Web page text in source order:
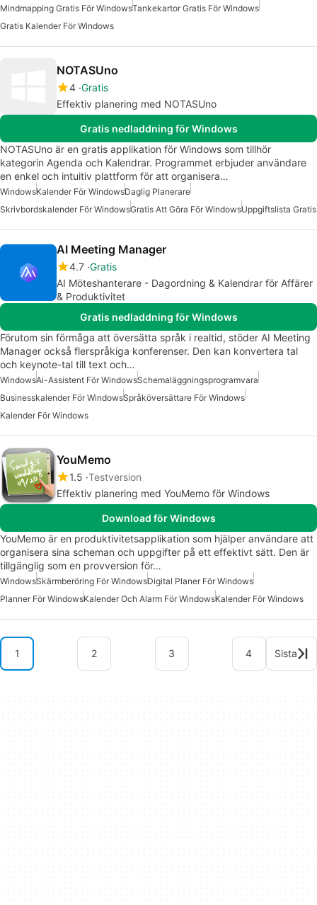
Mindmapping Gratis För WindowsTankekartor Gratis För Windows
Gratis Kalender För Windows
NOTASUno
4 Gratis
Effektiv planering med NOTASUno
Gratis nedladdning för Windows
NOTASUno är en gratis applikation för Windows som tillhör
kategorin Agenda och Kalendrar. Programmet erbjuder användare
en enkel och intuitiv plattform för att organisera…
WindowsKalender För WindowsDaglig Planerare
Skrivbordskalender För WindowsGratis Att Göra För WindowsUppgiftslista Gratis
AI Meeting Manager
4.7 Gratis
AI Möteshanterare - Dagordning & Kalendrar för Affärer
& Produktivitet
Gratis nedladdning för Windows
Förutom sin förmåga att översätta språk i realtid, stöder AI Meeting
Manager också flerspråkiga konferenser. Den kan konvertera tal
och keynote-tal till text och…
WindowsAi-Assistent För WindowsSchemaläggningsprogramvara
Businesskalender För WindowsSpråköversättare För Windows
Kalender För Windows
YouMemo
1.5 Testversion
Effektiv planering med YouMemo för Windows
Download för Windows
YouMemo är en produktivitetsapplikation som hjälper användare att
organisera sina scheman och uppgifter på ett effektivt sätt. Den är
tillgänglig som en provversion för…
WindowsSkärmberöring För WindowsDigital Planer För Windows
Planner För WindowsKalender Och Alarm För WindowsKalender För Windows
1 2 3 4 Sista